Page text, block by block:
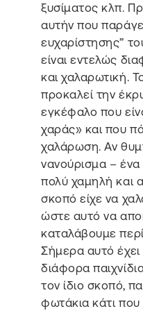
ξυσίματος κλπ.
αυτήν που
ευχαρίστησης”
είναι εντελώς
και χαλαρωτική.
προκαλεί την
εγκέφαλο που
χαράς» και που
χαλάρωση. Αν
νανούρισμα –
πολύ χαμηλή και
σκοπό είχε να
ώστε αυτό να
καταλάβουμε περί
Σήμερα αυτό έχει
διάφορα
τον ίδιο σκοπό,
φωτάκια κάτι